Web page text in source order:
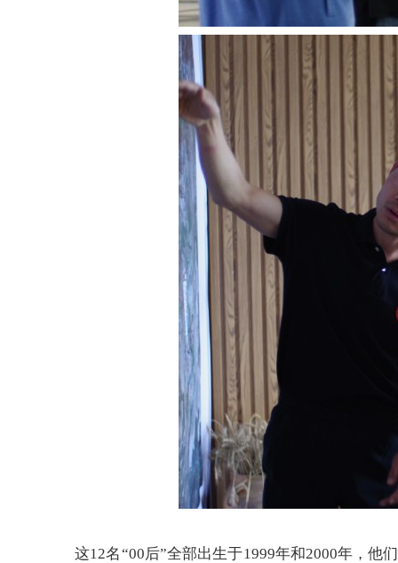
这12名“00后”全部出生于1999年和2000年，他